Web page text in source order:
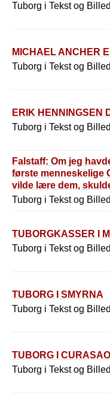
Tuborg i Tekst og
MICHAEL ANCHER
Tuborg i Tekst og
ERIK HENNINGSEN
Tuborg i Tekst og
Falstaff: Om jeg
første menneskelige
vilde lære dem,
den tynd Drik og
Tuborg i Tekst og
TUBORGKASSER I
Tuborg i Tekst og
TUBORG I SMYRNA
Tuborg i Tekst og
TUBORG I
Tuborg i Tekst og